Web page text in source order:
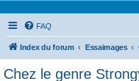
FAQ
Index du forum Essaimages
Chez le genre